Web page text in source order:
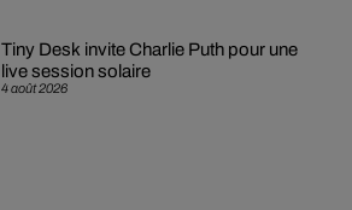
4 août 2026
Tiny Desk invite Charlie Puth pour une
live session solaire